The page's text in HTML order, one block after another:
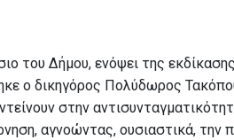
του Δήμου, ενόψει της
ο δικηγόρος Πολύδωρος
στην
αγνοώντας, ουσιαστικά, την